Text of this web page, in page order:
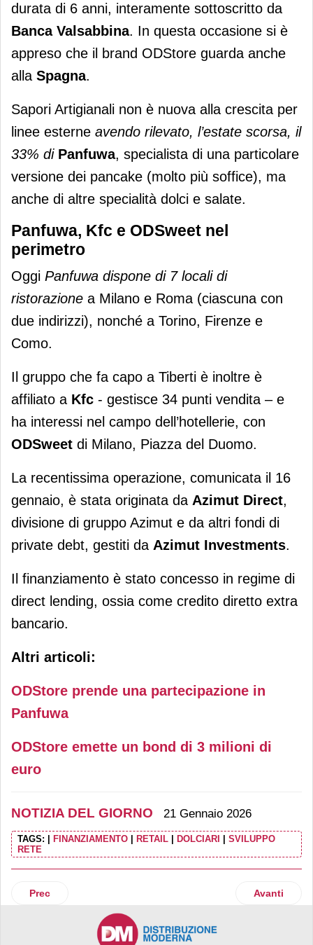
durata di 6 anni, interamente sottoscritto da
Banca Valsabbina. In questa occasione si è
appreso che il brand ODStore guarda anche
alla Spagna.
Sapori Artigianali non è nuova alla crescita per
linee esterne avendo rilevato, l’estate scorsa, il
33% di Panfuwa, specialista di una particolare
versione dei pancake (molto più soffice), ma
anche di altre specialità dolci e salate.
Panfuwa, Kfc e ODSweet nel
perimetro
Oggi Panfuwa dispone di 7 locali di
ristorazione a Milano e Roma (ciascuna con
due indirizzi), nonché a Torino, Firenze e
Como.
Il gruppo che fa capo a Tiberti è inoltre è
affiliato a Kfc - gestisce 34 punti vendita – e
ha interessi nel campo dell’hotellerie, con
ODSweet di Milano, Piazza del Duomo.
La recentissima operazione, comunicata il 16
gennaio, è stata originata da Azimut Direct,
divisione di gruppo Azimut e da altri fondi di
private debt, gestiti da Azimut Investments.
Il finanziamento è stato concesso in regime di
direct lending, ossia come credito diretto extra
bancario.
Altri articoli:
ODStore prende una partecipazione in
Panfuwa
ODStore emette un bond di 3 milioni di
euro
NOTIZIA DEL GIORNO 21 Gennaio 2026
TAGS: FINANZIAMENTO RETAIL DOLCIARI
SVILUPPO
RETE
Articolo precedente: Cereal Docks acquisisce il gruppo
Prec Articolo
Avanti